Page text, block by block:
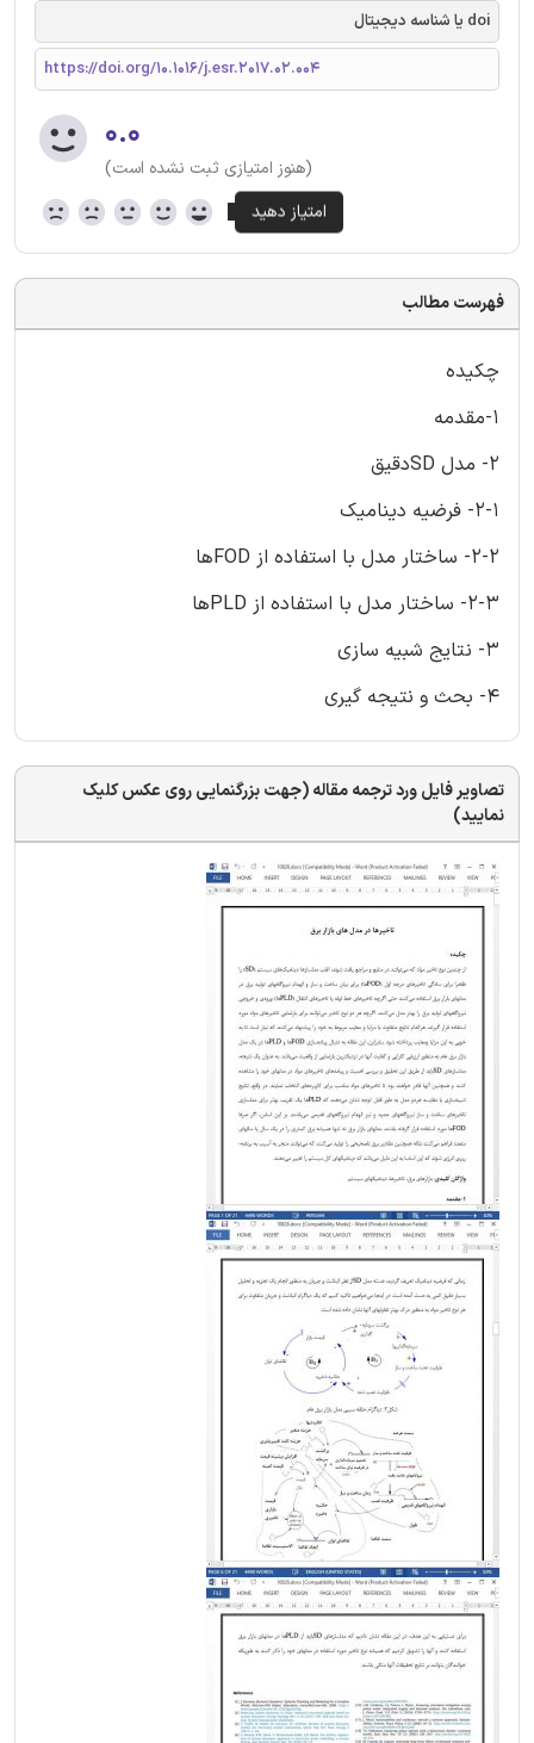
doi یا شناسه دیجیتال
https://doi.org/10.1016/j.esr.2017.02.004
۰.۰
(هنوز امتیازی ثبت نشده است)
فهرست مطالب
چکیده
1-مقدمه
2- مدل SDدقیق
2-1- فرضیه دینامیک
2-2- ساختار مدل با استفاده از FODها
2-3- ساختار مدل با استفاده از PLDها
3- نتایج شبیه سازی
4- بحث و نتیجه گیری
تصاویر فایل ورد ترجمه مقاله (جهت بزرگنمایی روی عکس کلیک
نمایید)